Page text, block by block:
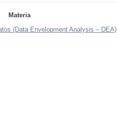
Materia
(Data Envelopment Analysis – DEA)